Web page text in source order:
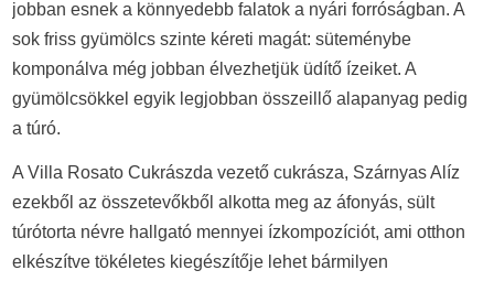
jobban esnek a könnyedebb falatok a nyári forróságban. A
sok friss gyümölcs szinte kéreti magát: süteménybe
komponálva még jobban élvezhetjük üdítő ízeiket. A
gyümölcsökkel egyik legjobban összeillő alapanyag pedig
a túró.
A Villa Rosato Cukrászda vezető cukrásza, Szárnyas Alíz
ezekből az összetevőkből alkotta meg az áfonyás, sült
túrótorta névre hallgató mennyei ízkompozíciót, ami otthon
elkészítve tökéletes kiegészítője lehet bármilyen